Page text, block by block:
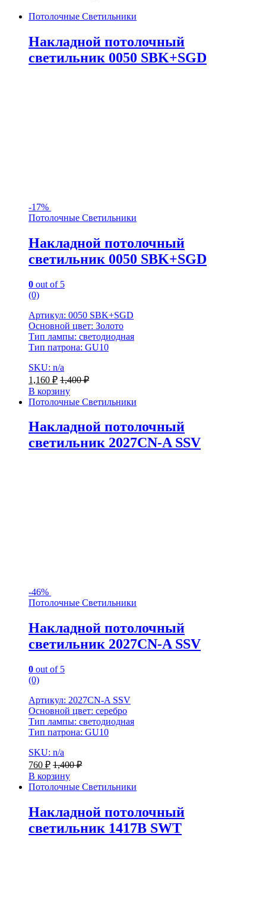
Потолочные Светильники
Накладной потолочный
светильник 0050 SBK+SGD
-17%
Потолочные Светильники
Накладной потолочный
светильник 0050 SBK+SGD
0 out of 5
(0)
Артикул: 0050 SBK+SGD
Основной цвет: Золото
Тип лампы: светодиодная
Тип патрона: GU10
SKU: n/a
1,160 ₽ 1,400₽
В корзину
Потолочные Светильники
Накладной потолочный
светильник 2027CN-A SSV
-46%
Потолочные Светильники
Накладной потолочный
светильник 2027CN-A SSV
0 out of 5
(0)
Артикул: 2027CN-A SSV
Основной цвет: серебро
Тип лампы: светодиодная
Тип патрона: GU10
SKU: n/a
760 ₽ 1,400₽
В корзину
Потолочные Светильники
Накладной потолочный
светильник 1417B SWT